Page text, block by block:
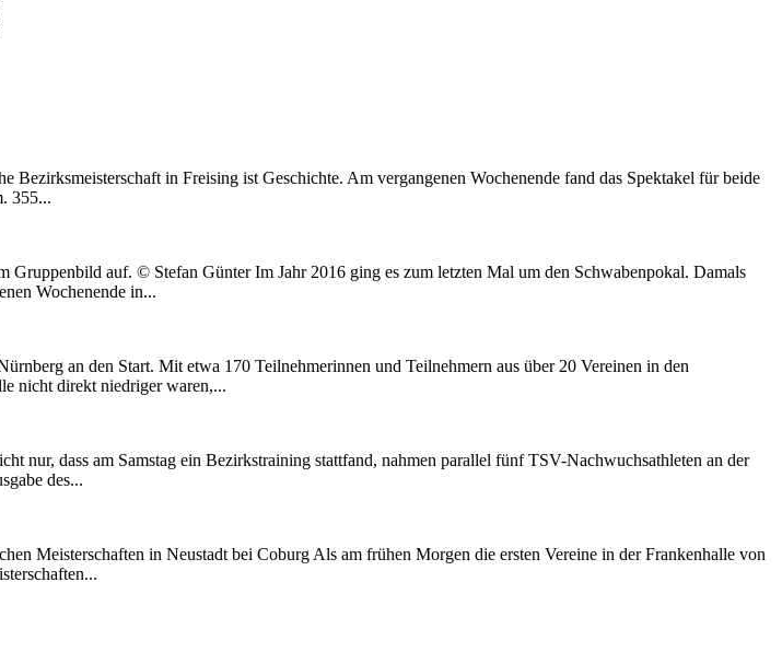
in Freising ist Geschichte. Am vergangenen Wochenende fand das Spektakel für beide
355...
auf. © Stefan Günter Im Jahr 2016 ging es zum letzten Mal um den Schwabenpokal. Damals
Wochenende in...
an den Start. Mit etwa 170 Teilnehmerinnen und Teilnehmern aus über 20 Vereinen in den
nicht direkt niedriger waren,...
nur, dass am Samstag ein Bezirkstraining stattfand, nahmen parallel fünf TSV-Nachwuchsathleten an der
des...
Meisterschaften in Neustadt bei Coburg Als am frühen Morgen die ersten Vereine in der Frankenhalle von